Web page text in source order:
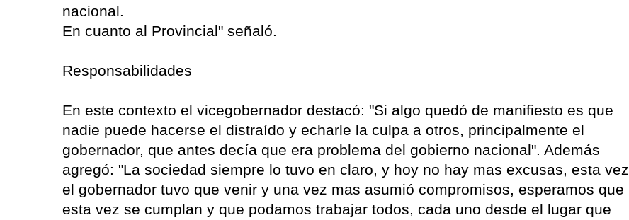
nacional.
En cuanto al Provincial" señaló.
Responsabilidades
En este contexto el vicegobernador destacó: "Si algo quedó de manifiesto es que
nadie puede hacerse el distraído y echarle la culpa a otros, principalmente el
gobernador, que antes decía que era problema del gobierno nacional". Además
agregó: "La sociedad siempre lo tuvo en claro, y hoy no hay mas excusas, esta vez
el gobernador tuvo que venir y una vez mas asumió compromisos, esperamos que
esta vez se cumplan y que podamos trabajar todos, cada uno desde el lugar que